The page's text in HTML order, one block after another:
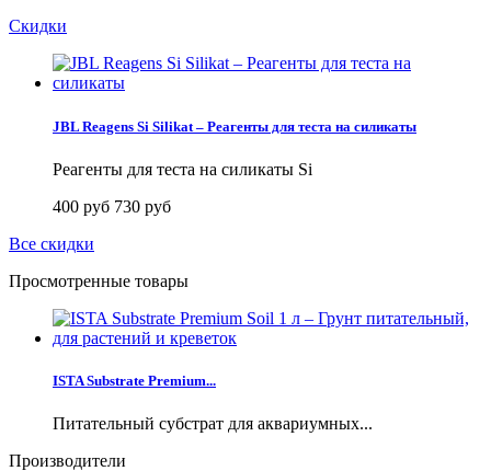
Скидки
JBL Reagens Si Silikat – Реагенты для теста на силикаты
Реагенты для теста на силикаты Si
400 руб 730 руб
Все скидки
Просмотренные товары
ISTA Substrate Premium...
Питательный субстрат для аквариумных...
Производители